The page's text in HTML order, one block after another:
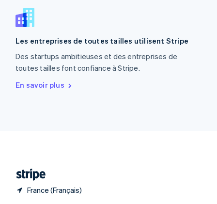
Les entreprises de toutes tailles utilisent Stripe
Des startups ambitieuses et des entreprises de
toutes tailles font confiance à Stripe.
En savoir plus
France (Français)
English
Roumanie
Royaume-Uni
Singapour
English简体中文
English